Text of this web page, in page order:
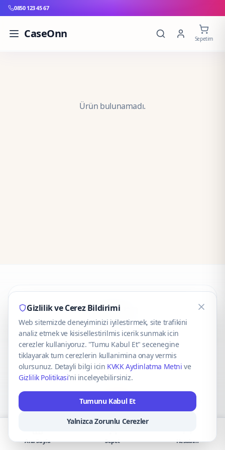
0850 123 45 67
CaseOnn Sepetim
Ürün bulunamadı.
CaseOnn
© 2025 CaseOnn. Tüm hakları saklıdır.
VISA Mastercard
Gizlilik ve Cerez Bildirimi
Web sitemizde deneyiminizi iyilestirmek, site trafikini
analiz etmek ve kisisellestirilmis icerik sunmak icin
cerezler kullaniyoruz. "Tumu Kabul Et" secenegine
tiklayarak tum cerezlerin kullanimina onay vermis
olursunuz. Detayli bilgi icin KVKK Aydinlatma Metni ve
Gizlilik Politikasi'ni inceleyebilirsiniz.
Tumunu Kabul Et
Yalnizca Zorunlu Cerezler
Ana Sayfa Sepet Hesabım